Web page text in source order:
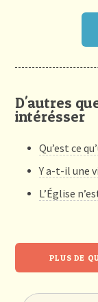
D'autres
intérésser
Qu’est ce
Y a-t-il une
L’Église
PLUS DE